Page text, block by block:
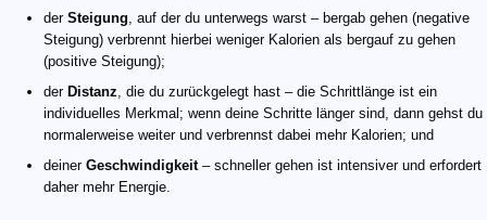
der Steigung, auf der du unterwegs warst – bergab gehen (negative
Steigung) verbrennt hierbei weniger Kalorien als bergauf zu gehen
(positive Steigung);
der Distanz, die du zurückgelegt hast – die Schrittlänge ist ein
individuelles Merkmal; wenn deine Schritte länger sind, dann gehst du
normalerweise weiter und verbrennst dabei mehr Kalorien; und
deiner Geschwindigkeit– schneller gehen ist intensiver und erfordert
daher mehr Energie.